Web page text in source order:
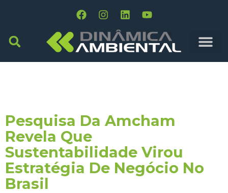
Pesquisa Da Amcham
Revela Que
Sustentabilidade Virou
Estratégia De Negócio No
Brasil